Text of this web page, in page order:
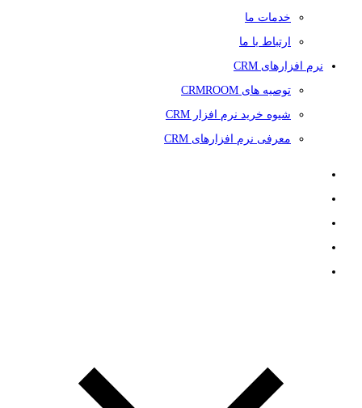
خدمات ما
ارتباط با ما
نرم افزارهای CRM
توصیه های CRMROOM
شیوه خرید نرم افزار CRM
معرفی نرم افزارهای CRM